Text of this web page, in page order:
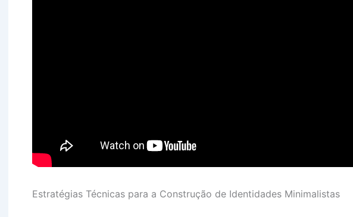
Estratégias Técnicas para a Construção de Identidades Minimalistas